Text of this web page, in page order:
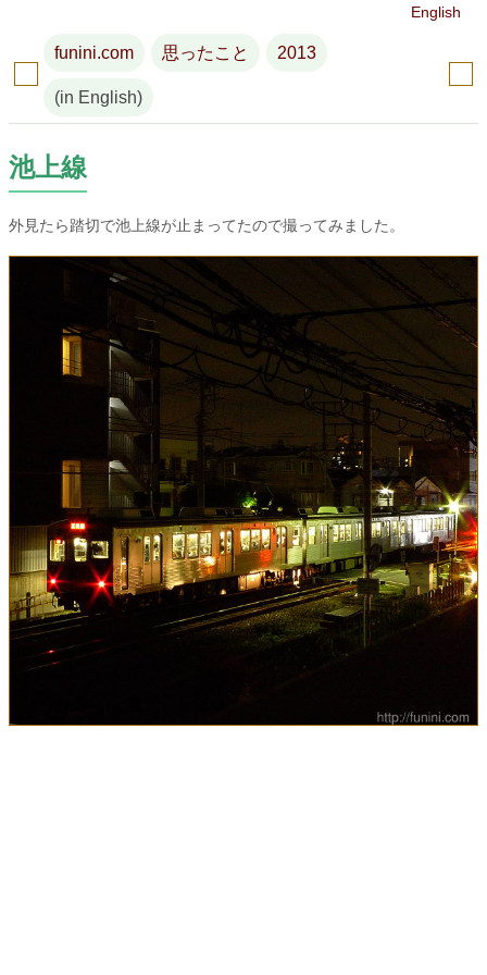
English
funini.com 思ったこと 2013
(in English)
池上線
外見たら踏切で池上線が止まってたので撮ってみました。